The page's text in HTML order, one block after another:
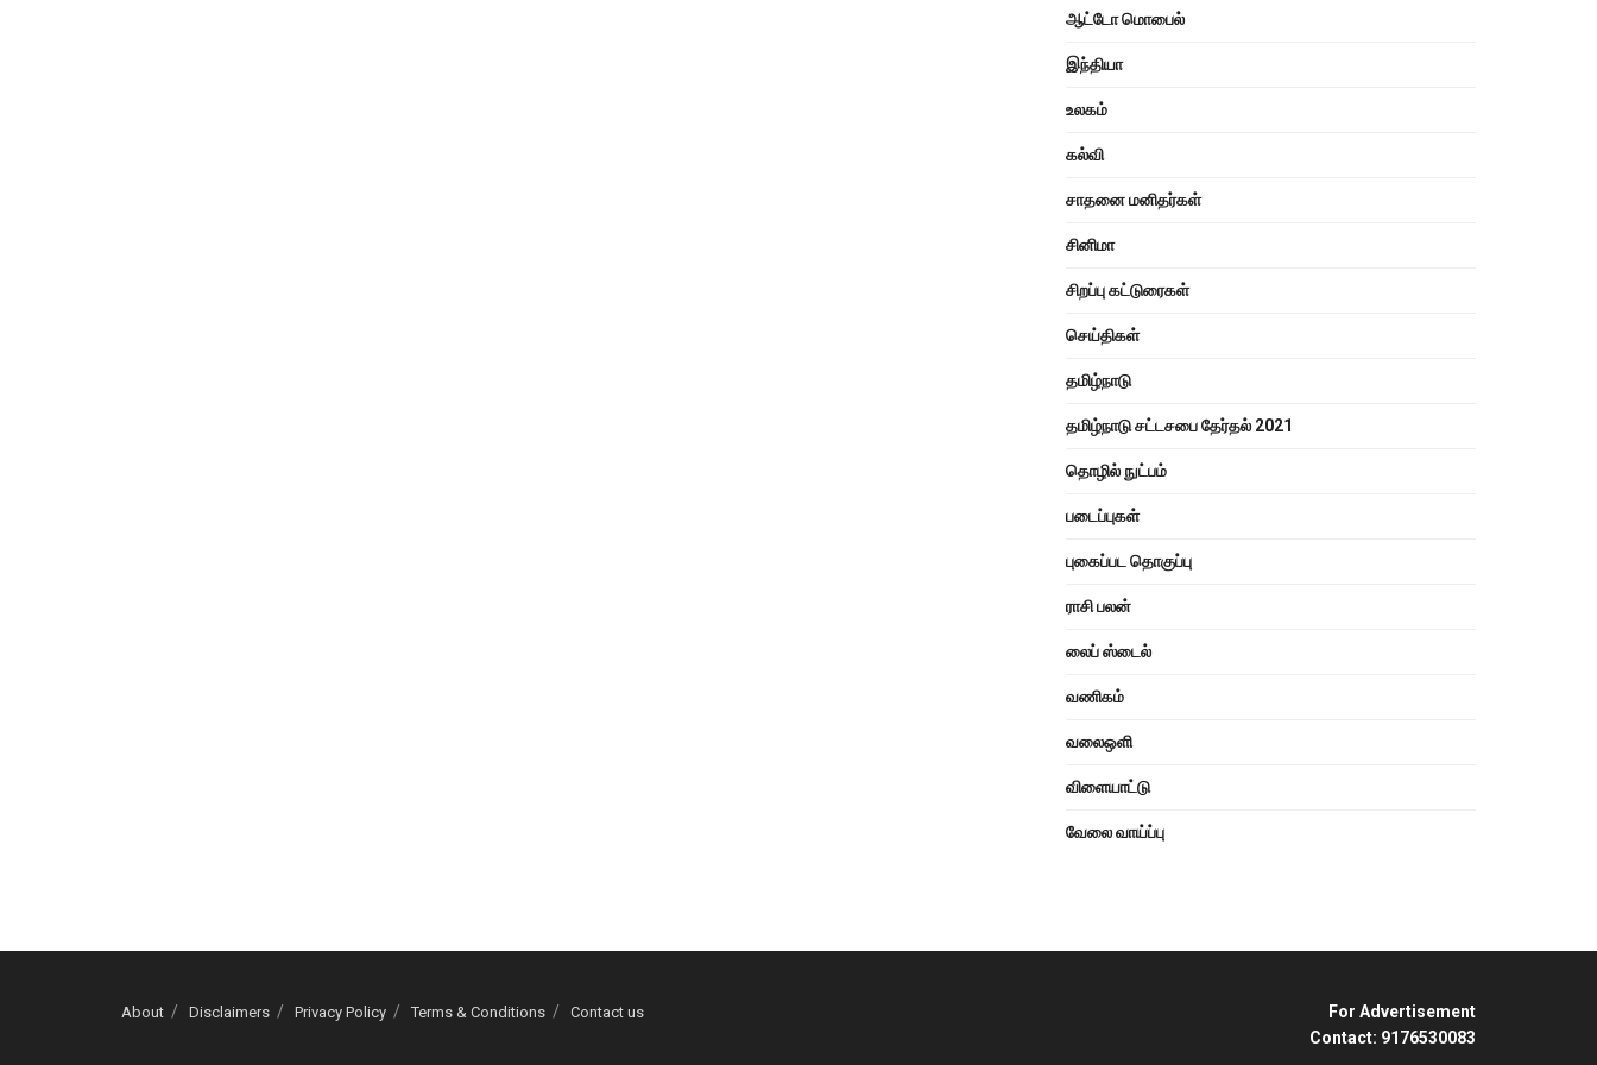
ஆட்டோ மொபைல்
இந்தியா
உலகம்
கல்வி
சாதனை மனிதர்கள்
சினிமா
சிறப்பு கட்டுரைகள்
செய்திகள்
தமிழ்நாடு
தமிழ்நாடு சட்டசபை தேர்தல் 2021
தொழில் நுட்பம்
படைப்புகள்
புகைப்பட தொகுப்பு
ராசி பலன்
லைப் ஸ்டைல்
வணிகம்
வலைஒளி
விளையாட்டு
வேலை வாய்ப்பு
About Disclaimers Privacy Policy Terms & Conditions Contact us
For Advertisement
Contact: 9176530083